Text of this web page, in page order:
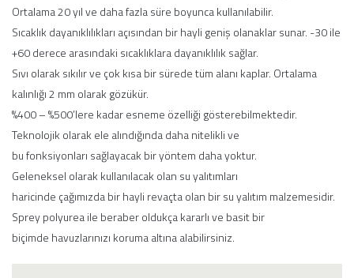
Ortalama 20 yıl ve daha fazla süre boyunca kullanılabilir.
Sıcaklık dayanıklılıkları açısından bir hayli geniş olanaklar sunar. -30 ile
+60 derece arasındaki sıcaklıklara dayanıklılık sağlar.
Sıvı olarak sıkılır ve çok kısa bir sürede tüm alanı kaplar. Ortalama
kalınlığı 2 mm olarak gözükür.
%400 – %500’lere kadar esneme özelliği gösterebilmektedir.
Teknolojik olarak ele alındığında daha nitelikli ve
bu fonksiyonları sağlayacak bir yöntem daha yoktur.
Geleneksel olarak kullanılacak olan su yalıtımları
haricinde çağımızda bir hayli revaçta olan bir su yalıtım malzemesidir.
Sprey polyurea ile beraber oldukça kararlı ve basit bir
biçimde havuzlarınızı koruma altına alabilirsiniz.